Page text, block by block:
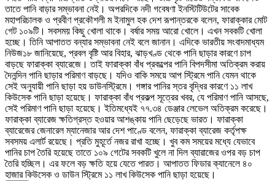
তাতে পানি বাড়ার সম্ভাবনা নেই। অপরদিকে নদী গবেষণা ইনস্টিটিউটের সাবেক
মহাপরিচালক ও প্রবীণ প্রকৌশলী ম ইনামুল হক দেশ রূপান্তরকে বলেন, ফারাক্কার মোট
গেট ১০৯টি। সবসময় কিছু খোলা থাকে। বর্ষার সময় আরো খোলে। এখন সবকটি খোলা
হচ্ছে। তিনি আপাতত বন্যার সম্ভাবনা নেই বলে জানান। এদিকে ভারতীয় সংবাদমাধ্যম
নিউজ১৮ জানিয়েছে, প্রবল বৃষ্টি আর বিহার, ঝাড়খণ্ড থেকে পানি ছাড়ার কারণে চাপ
বাড়ছে ফারাক্কা ব্যারেজে। তাই ফারাক্কা বাঁধ প্রকল্পের পানি বিপদসীমা অতিক্রম করায়
দৈনন্দিন পানি ছাড়ার পরিমাণ বাড়ছে। যদিও বাকি সময়ে আপ স্ট্রিমে পানি যেমন থাকে
সেই অনুযায়ী পানি ছাড়া হয় ডাউনস্ট্রিমে। গঙ্গার পানির স্তর বৃদ্ধির কারণে ১১ লাখ
কিউসেক পানি ছাড়া হয়েছে। ফারাক্কা বাঁধ প্রকল্প সূত্রের খবর, যে পরিমাণ পানি আসছে,
সেই পরিমাণ পানি ছাড়া হয়েছে। ইতিমধ্যেই ৭৭.৩৪ ডেঞ্জার লেভেল অতিক্রম করেছে।
ফারাক্কা ব্যারেজ ক্ষতিগ্রস্ত হওয়ার আশঙ্কায় পানি ছেড়েছে ভারত। ফারাক্কা
ব্যারেজের জেনারেল ম্যানেজার আর দেশ পাণ্ডে বলেন, ফারাক্কা ব্যারেজ কর্তৃপক্ষ
সবসময় এলার্ট রয়েছে। প্রতি মুহূর্তে নজর রাখা হচ্ছে। খুব কম সময়ের মধ্যে যেভাবে
পানির চাপ তৈরি হয়েছে তাতে ১০৯ গেটের সবকটি খুলে না দিল ব্যারাজের ওপর বড় চাপ
তৈরি হচ্ছিল। এর ফলে বড় ক্ষতি হয়ে যেতে পারত। আপাতত ফিডার ক্যানেলে ৪০
হাজার কিউসেক ও ডাউন স্ট্রিমে ১১ লাখ কিউসেক পানি ছাড়া হয়েছে।